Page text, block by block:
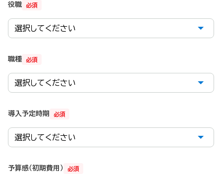
必須
役職
必須
職種
必須
導入予定時期
必須
予算感（初期費用）